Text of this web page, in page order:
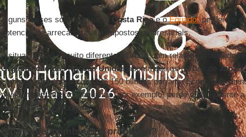
Alguns países sofrem mais: a Costa Ricae oEquadorperderam
potencial de arrecadação de impostos empresariais.
A situação não é muito diferente naÁsia- um relatório divulgado
Organização das Nações Unidas aponta que as perdas de Japão
combinadas superam os US$ 150 bilhões por ano. Economias
muito impactadas: o Paquistão, por exemplo, perde o equivalente
seuPIBcom o problema.
É possível combater o problema?